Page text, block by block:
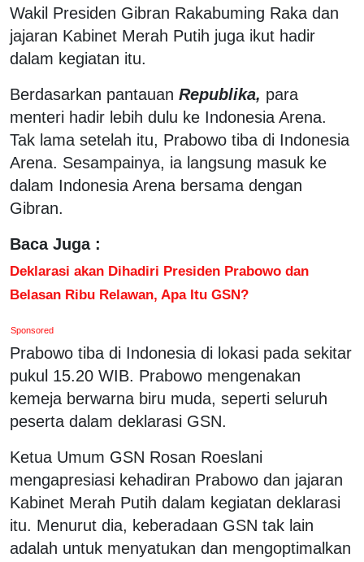
Wakil Presiden Gibran Rakabuming Raka dan
jajaran Kabinet Merah Putih juga ikut hadir
dalam kegiatan itu.
Berdasarkan pantauan Republika, para
menteri hadir lebih dulu ke Indonesia Arena.
Tak lama setelah itu, Prabowo tiba di Indonesia
Arena. Sesampainya, ia langsung masuk ke
dalam Indonesia Arena bersama dengan
Gibran.
Baca Juga :
Deklarasi akan Dihadiri Presiden Prabowo dan
Belasan Ribu Relawan, Apa Itu GSN?
Sponsored
Prabowo tiba di Indonesia di lokasi pada sekitar
pukul 15.20 WIB. Prabowo mengenakan
kemeja berwarna biru muda, seperti seluruh
peserta dalam deklarasi GSN.
Ketua Umum GSN Rosan Roeslani
mengapresiasi kehadiran Prabowo dan jajaran
Kabinet Merah Putih dalam kegiatan deklarasi
itu. Menurut dia, keberadaan GSN tak lain
adalah untuk menyatukan dan mengoptimalkan